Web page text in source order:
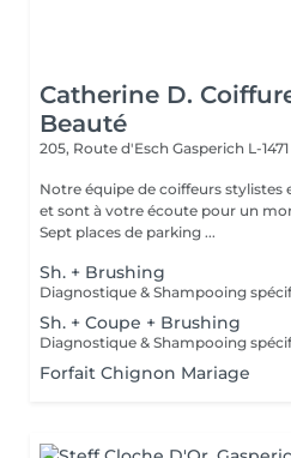
Catherine D.
Beauté
205, Route d'Esch Gasperich L-1471
Notre équipe de coiffeurs stylistes
et sont à votre écoute pour un
Sept places de parking ...
Sh. + Brushing
Sh. + Coupe + Brushing
Forfait Chignon Mariage